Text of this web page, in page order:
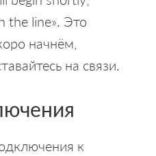
the line». Это
начнём,
на связи.
к